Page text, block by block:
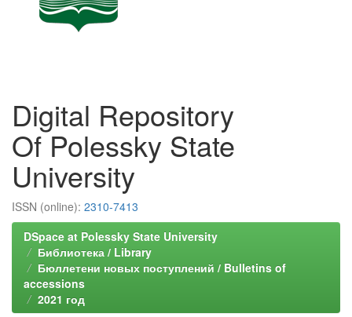
Digital Repository
Of Polessky State
University
ISSN (online): 2310-7413
DSpace at Polessky State University
Библиотека / Library
Бюллетени новых поступлений / Bulletins of
accessions
2021 год